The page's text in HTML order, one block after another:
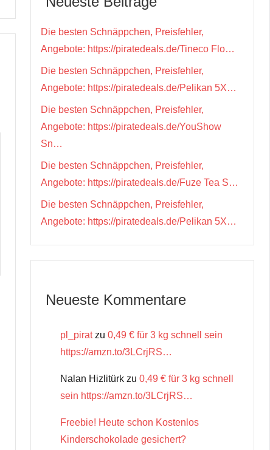
Die besten Schnäppchen, Preisfehler,
Angebote: https://piratedeals.de/Tineco Flo…
Die besten Schnäppchen, Preisfehler,
Angebote: https://piratedeals.de/Pelikan 5X…
Die besten Schnäppchen, Preisfehler,
Angebote: https://piratedeals.de/YouShow
Sn…
Die besten Schnäppchen, Preisfehler,
Angebote: https://piratedeals.de/Fuze Tea S…
Die besten Schnäppchen, Preisfehler,
Angebote: https://piratedeals.de/Pelikan 5X…
Neueste Kommentare
pl_piratzu 0,49 € für 3 kg schnell sein
https://amzn.to/3LCrjRS…
Nalan Hizlitürk zu 0,49 € für 3 kg schnell
sein https://amzn.to/3LCrjRS…
Freebie! Heute schon Kostenlos
Kinderschokolade gesichert?